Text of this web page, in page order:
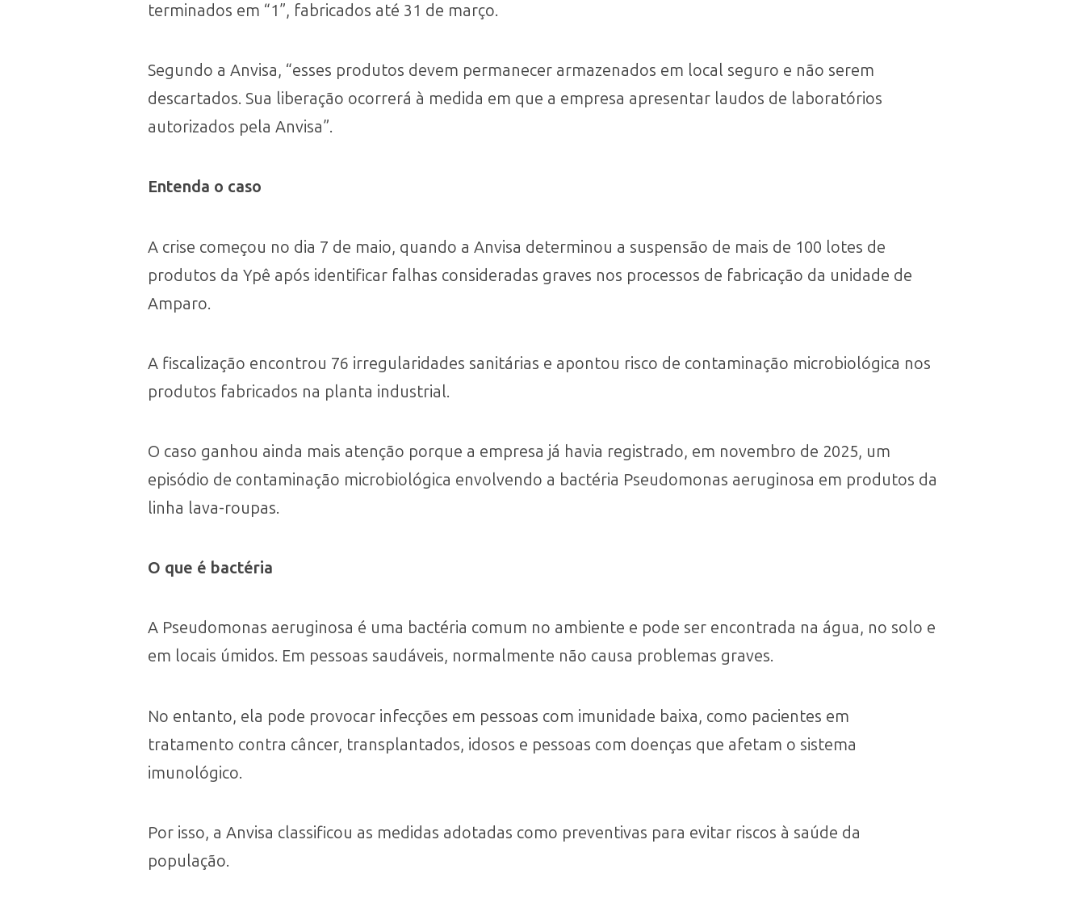
terminados em “1”, fabricados até 31 de março.
Segundo a Anvisa, “esses produtos devem permanecer armazenados em local seguro e não serem
descartados. Sua liberação ocorrerá à medida em que a empresa apresentar laudos de laboratórios
autorizados pela Anvisa”.
Entenda o caso
A crise começou no dia 7 de maio, quando a Anvisa determinou a suspensão de mais de 100 lotes de
produtos da Ypê após identificar falhas consideradas graves nos processos de fabricação da unidade de
Amparo.
A fiscalização encontrou 76 irregularidades sanitárias e apontou risco de contaminação microbiológica nos
produtos fabricados na planta industrial.
O caso ganhou ainda mais atenção porque a empresa já havia registrado, em novembro de 2025, um
episódio de contaminação microbiológica envolvendo a bactéria Pseudomonas aeruginosa em produtos da
linha lava-roupas.
O que é bactéria
A Pseudomonas aeruginosa é uma bactéria comum no ambiente e pode ser encontrada na água, no solo e
em locais úmidos. Em pessoas saudáveis, normalmente não causa problemas graves.
No entanto, ela pode provocar infecções em pessoas com imunidade baixa, como pacientes em
tratamento contra câncer, transplantados, idosos e pessoas com doenças que afetam o sistema
imunológico.
Por isso, a Anvisa classificou as medidas adotadas como preventivas para evitar riscos à saúde da
população.